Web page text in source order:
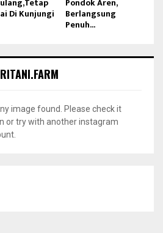
Di Kunjungi Berlangsung
Penuh...
image found. Please check it
or try with another instagram